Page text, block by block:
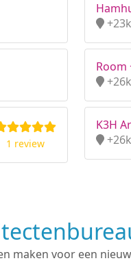
Room
1 review
K3H
maken voor een